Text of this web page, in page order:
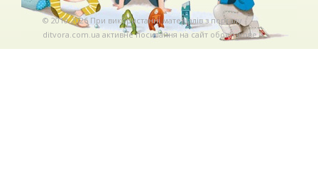
© 2010-2026 При використаннi матерiалiв з порталу
ditvora.com.ua активне посилання на сайт обов'язкове. .